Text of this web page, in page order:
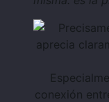
conexión